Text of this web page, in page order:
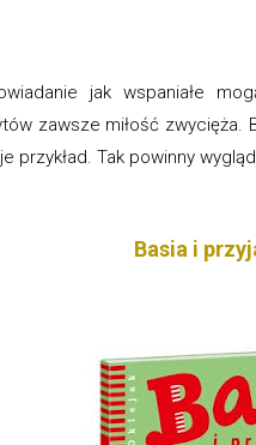
jak wspaniałe
zawsze miłość zwycięża.
przykład. Tak powinny
Basia i